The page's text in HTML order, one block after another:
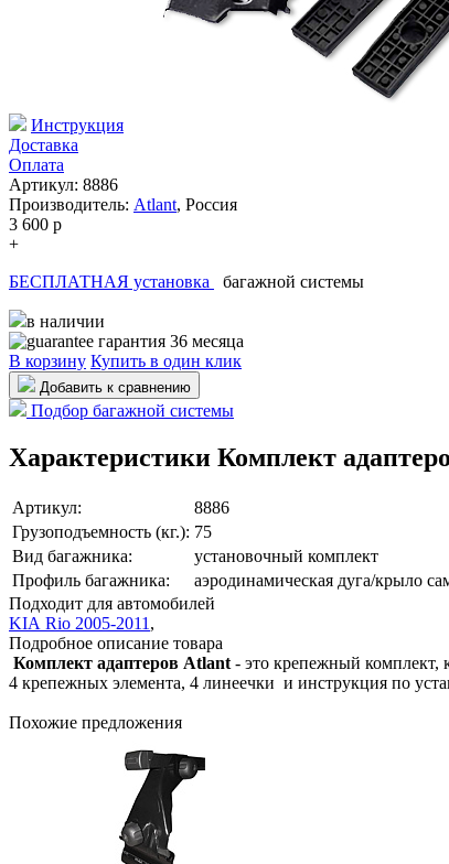
Инструкция
Доставка
Оплата
Артикул: 8886
Производитель: Atlant, Россия
3 600 p
+
БЕСПЛАТНАЯ установка
багажной системы
в наличии
гарантия 36 месяца
В корзину Купить в один клик
Добавить к сравнению
Подбор багажной системы
Характеристики Комплект
Артикул:
8886
Грузоподъемность (кг.): 75
Вид багажника:
установочный комплект
Профиль багажника:
аэродинамическая дуга/крыло
Подходит для автомобилей
KIA Rio 2005-2011 ,
Подробное описание товара
Комплект адаптеров Atlant - это крепежный комплект,
4 крепежных элемента, 4 линеечки и инструкция по
Похожие предложения